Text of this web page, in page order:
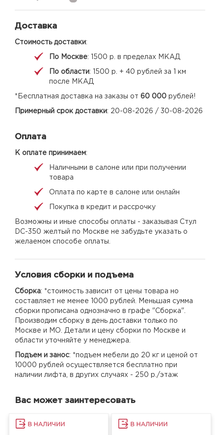
Доставка
Стоимость доставки:
По Москве: 1500 р. в пределах МКАД
По области: 1500 р. + 40 рублей за 1 км
после МКАД
*Бесплатная доставка на заказы от 60 000 рублей!
Примерный срок доставки: 20-08-2026 / 30-08-2026
Оплата
К оплате принимаем:
Наличными в салоне или при получении
товара
Оплата по карте в салоне или онлайн
Покупка в кредит и рассрочку
Возможны и иные способы оплаты - заказывая Стул
DC-350 желтый по Москве не забудьте указать о
желаемом способе оплаты.
Условия сборки и подъема
Сборка: *стоимость зависит от цены товара но
составляет не менее 1000 рублей. Меньшая сумма
сборки прописана однозначно в графе "Сборка".
Производим сборку в день доставки только по
Москве и МО. Детали и цену сборки по Москве и
области уточняйте у менеджера.
Подъем и занос: *подъем мебели до 20 кг и ценой от
10000 рублей осуществляется бесплатно при
наличии лифта, в других случаях - 250 р./этаж
Вас может заинтересовать